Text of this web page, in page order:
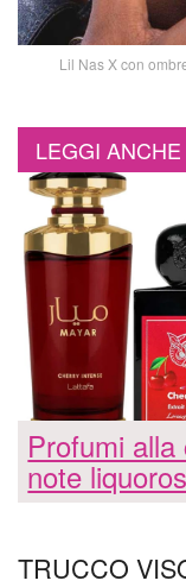
Lil Nas X con
LEGGI ANCHE
Profumi
note
TRUCCO